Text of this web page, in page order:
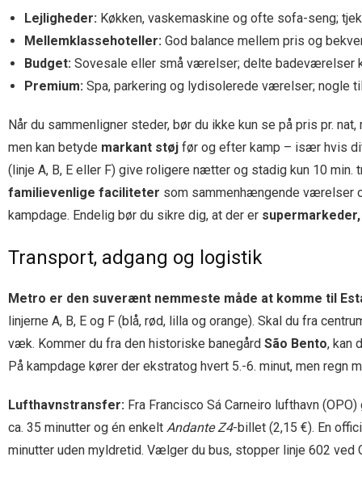
Lejligheder: Køkken, vaskemaskine og ofte sofa-seng;
Mellemklassehoteller: God balance mellem pris og
Budget: Sovesale eller små værelser; delte badeværelser
Premium: Spa, parkering og lydisolerede værelser; nogle
Når du sammenligner steder, bør du ikke kun se på pris pr.
men kan betyde markant støj før og efter kamp – især hvis
(linje A, B, E eller F) give roligere nætter og stadig kun 10 min.
familievenlige faciliteter som sammenhængende værelser
kampdage. Endelig bør du sikre dig, at der er
Transport, adgang og logistik
Metro er den suverænt nemmeste måde at komme til
linjerne A, B, E og F (blå, rød, lilla og orange). Skal du fra
væk. Kommer du fra den historiske banegård São Bento, kan
På kampdage kører der ekstratog hvert 5.-6. minut, men
Lufthavnstransfer: Fra Francisco Sá Carneiro lufthavn
ca. 35 minutter og én enkelt Andante Z4-billet (2,15 €). En
minutter uden myldretid. Vælger du bus, stopper linje 602 ved